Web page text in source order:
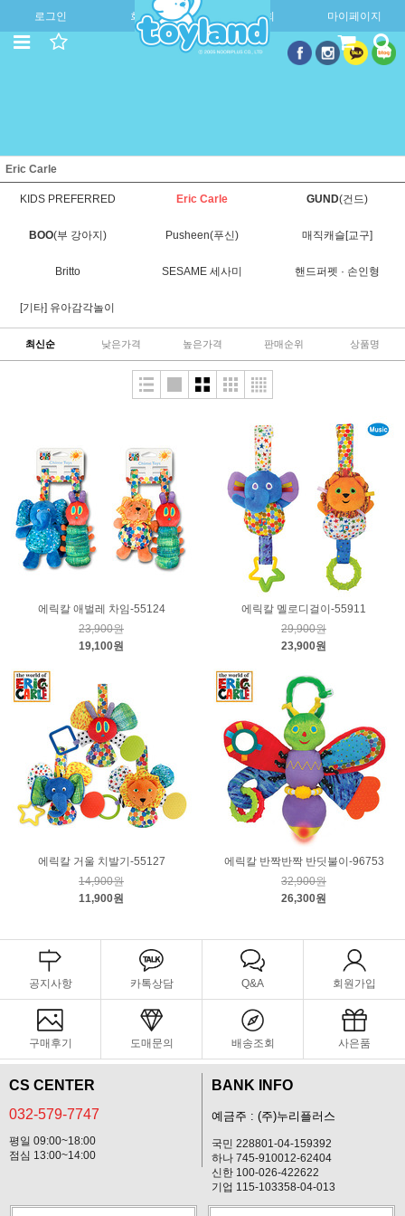
로그인 회원가입 주문조회 마이페이지
Eric Carle
KIDS PREFERRED Eric Carle GUND(건드)
BOO(부 강아지) Pusheen(푸신) 매직캐슬[교구]
Britto SESAME 세사미 핸드퍼펫 · 손인형
[기타] 유아감각놀이
최신순 낮은가격 높은가격 판매순위 상품명
에릭칼 애벌레 차임-55124
23,900원
19,100원
에릭칼 멜로디걸이-55911
29,900원
23,900원
에릭칼 거울 치발기-55127
14,900원
11,900원
에릭칼 반짝반짝 반딧불이-96753
32,900원
26,300원
공지사항 카톡상담 Q&A 회원가입
구매후기 도매문의 배송조회 사은품
CS CENTER
032-579-7747
평일 09:00~18:00
점심 13:00~14:00
BANK INFO
예금주 : (주)누리플러스
국민 228801-04-159392
하나 745-910012-62404
신한 100-026-422622
기업 115-103358-04-013